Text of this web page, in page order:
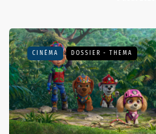
CINÉMA DOSSIER - THEMA